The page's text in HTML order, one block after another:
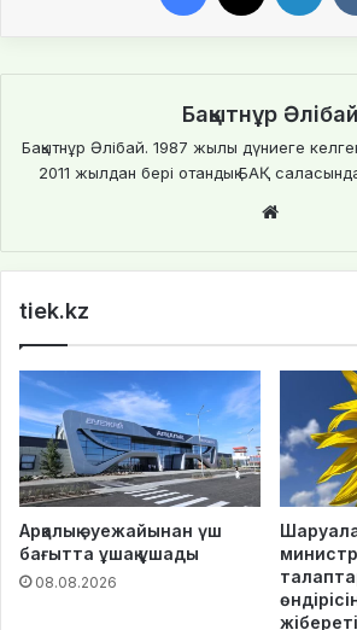
Бақытнұр Әлібай
Бақытнұр Әлібай. 1987 жылы дүниеге
2011 жылдан бері отандық БАҚ
te
tiek.kz
Арқалық әуежайынан үш
бағытта ұшақ ұшады
08.08.2026